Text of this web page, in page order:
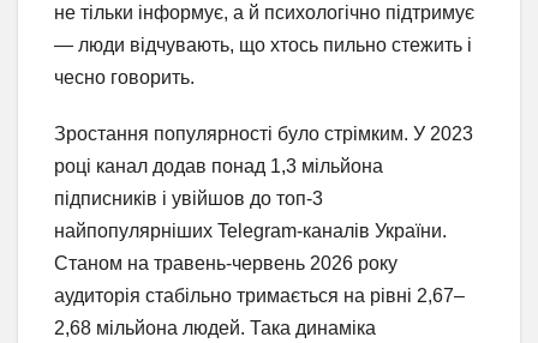
не тільки інформує, а й психологічно підтримує
— люди відчувають, що хтось пильно стежить і
чесно говорить.
Зростання популярності було стрімким. У 2023
році канал додав понад 1,3 мільйона
підписників і увійшов до топ-3
найпопулярніших Telegram-каналів України.
Станом на травень-червень 2026 року
аудиторія стабільно тримається на рівні 2,67–
2,68 мільйона людей. Така динаміка